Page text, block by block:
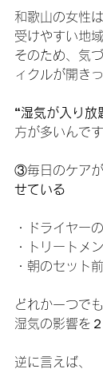
和歌山の女性
受けやすい地域
そのため、気
ィクルが開き
“湿気が入り放
方が多いんです
③毎日のケアが
せている
・ドライヤー
・トリートメ
・朝のセット
どれか一つで
湿気の影響を
逆に言えば、